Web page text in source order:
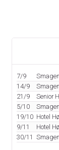
7/9
14/9
21/9
Senior
5/10
19/10 Hotel
9/11
Hotel
30/11